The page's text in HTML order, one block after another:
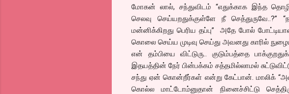
மோகன் லால், சந்துவிடம் “எதுக்காக இந்த
செலவு செய்யறதுக்குள்ளே நீ செத்துருவே..?”
மன்னிக்கிறது பெரிய தப்பு” அதே போல்
கொலை செய்ய முடிவு செய்து அவனது காரில்
என் தம்பியை விட்டுரு.. குடும்பத்தை
இதயத்தின் நேர் பின்பக்கம் சத்தமில்லாமல்
சந்து ஏன் கொன்றீர்கள் என்று கேட்பான். மாலிக்
கொல்ல மாட்டோம்னுதான் நினைச்சிட்டு